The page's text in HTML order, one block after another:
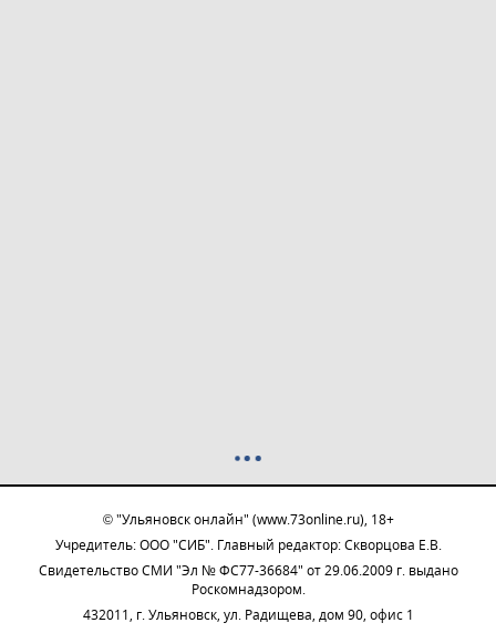
© "Ульяновск онлайн" (www.73online.ru), 18+
Учредитель: ООО "СИБ". Главный редактор: Скворцова Е.В.
Свидетельство СМИ "Эл № ФС77-36684" от 29.06.2009 г. выдано
Роскомнадзором.
432011, г. Ульяновск, ул. Радищева, дом 90, офис 1